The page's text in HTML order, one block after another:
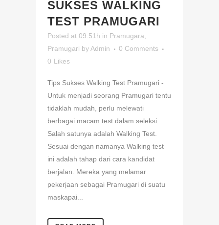
SUKSES WALKING
TEST PRAMUGARI
Posted at 09:51h in Pramugara
Pramugari byAdmin
0 Comments
0 Likes
Tips Sukses Walking Test Pramugari -
Untuk menjadi seorang Pramugari tentu
tidaklah mudah, perlu melewati
berbagai macam test dalam seleksi.
Salah satunya adalah Walking Test.
Sesuai dengan namanya Walking test
ini adalah tahap dari cara kandidat
berjalan. Mereka yang melamar
pekerjaan sebagai Pramugari di suatu
maskapai...